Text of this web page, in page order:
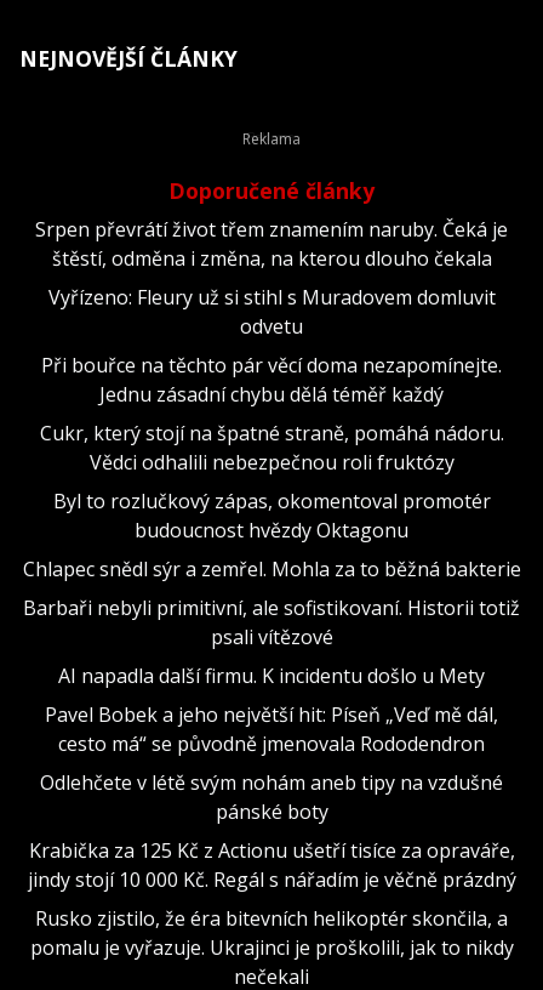
NEJNOVĚJŠÍ ČLÁNKY
Doporučené články
Srpen převrátí život třem znamením naruby. Čeká je
štěstí, odměna i změna, na kterou dlouho čekala
Vyřízeno: Fleury už si stihl s Muradovem domluvit
odvetu
Při bouřce na těchto pár věcí doma nezapomínejte.
Jednu zásadní chybu dělá téměř každý
Cukr, který stojí na špatné straně, pomáhá nádoru.
Vědci odhalili nebezpečnou roli fruktózy
Byl to rozlučkový zápas, okomentoval promotér
budoucnost hvězdy Oktagonu
Chlapec snědl sýr a zemřel. Mohla za to běžná bakterie
Barbaři nebyli primitivní, ale sofistikovaní. Historii totiž
psali vítězové
AI napadla další firmu. K incidentu došlo u Mety
Pavel Bobek a jeho největší hit: Píseň „Veď mě dál,
cesto má“ se původně jmenovala Rododendron
Odlehčete v létě svým nohám aneb tipy na vzdušné
pánské boty
Krabička za 125 Kč z Actionu ušetří tisíce za opraváře,
jindy stojí 10 000 Kč. Regál s nářadím je věčně prázdný
Rusko zjistilo, že éra bitevních helikoptér skončila, a
pomalu je vyřazuje. Ukrajinci je proškolili, jak to nikdy
nečekali